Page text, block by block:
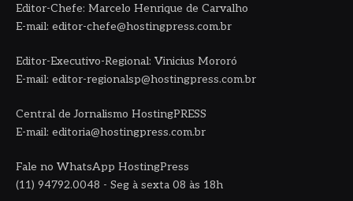
Editor-Chefe: Marcelo Henrique de Carvalho
E-mail: editor-chefe@hostingpress.com.br
Editor-Executivo-Regional: Vinicius Mororó
E-mail: editor-regionalsp@hostingpress.com.br
Central de Jornalismo HostingPRESS
E-mail: editoria@hostingpress.com.br
Fale no WhatsApp HostingPress
(11) 94792.0048 - Seg à sexta 08 às 18h